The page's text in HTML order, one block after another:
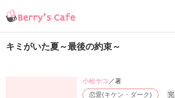
キミがいた夏～最後の約束～
恋愛(キケン・ダーク) 完
小松ヤコ ／著